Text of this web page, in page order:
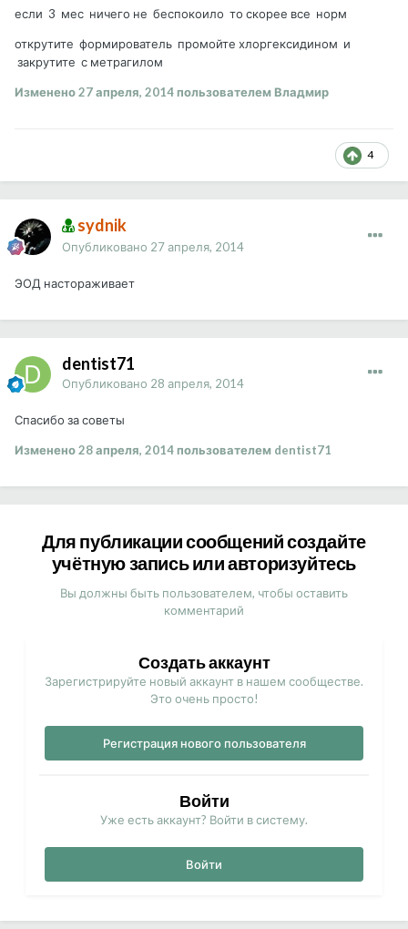
если 3 мес ничего не беспокоило то скорее все норм
открутите формирователь промойте хлоргексидином и
закрутите с метрагилом
Изменено27 апреля, 2014пользователем Владмир
4
sydnik
Опубликовано 27 апреля, 2014
ЭОД настораживает
dentist71
Опубликовано 28 апреля, 2014
Спасибо за советы
Изменено28 апреля, 2014пользователем dentist71
Для публикации сообщений создайте
учётную запись или авторизуйтесь
Вы должны быть пользователем, чтобы оставить
комментарий
Создать аккаунт
Зарегистрируйте новый аккаунт в нашем сообществе.
Это очень просто!
Регистрация нового пользователя
Войти
Уже есть аккаунт? Войти в систему.
Войти